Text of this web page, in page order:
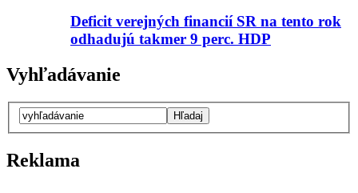
Deficit verejných financií SR na tento rok
odhadujú takmer 9 perc. HDP
Vyhľadávanie
Reklama